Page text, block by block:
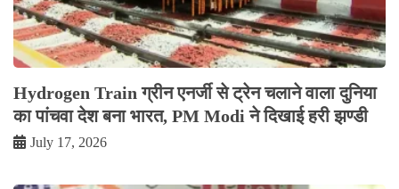
Hydrogen Train ग्रीन एनर्जी से ट्रेन चलाने वाला दुनिया
का पांचवा देश बना भारत, PM Modi ने दिखाई हरी झण्डी
July 17, 2026